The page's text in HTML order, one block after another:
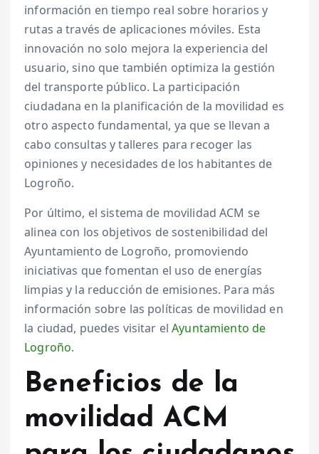
información en tiempo real sobre horarios y
rutas a través de aplicaciones móviles. Esta
innovación no solo mejora la experiencia del
usuario, sino que también optimiza la gestión
del transporte público. La participación
ciudadana en la planificación de la movilidad es
otro aspecto fundamental, ya que se llevan a
cabo consultas y talleres para recoger las
opiniones y necesidades de los habitantes de
Logroño.
Por último, el sistema de movilidad ACM se
alinea con los objetivos de sostenibilidad del
Ayuntamiento de Logroño, promoviendo
iniciativas que fomentan el uso de energías
limpias y la reducción de emisiones. Para más
información sobre las políticas de movilidad en
la ciudad, puedes visitar elAyuntamiento de
Logroño.
Beneficios de la
movilidad ACM